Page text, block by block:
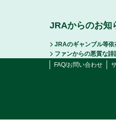
JRAからのお知
JRAのギャンブル等依
ファンからの悪質な
FAQ/お問い合わせ